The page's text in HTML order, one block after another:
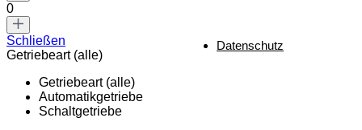
Datenschutz
0
Schließen
Getriebeart (alle)
Getriebeart (alle)
Automatikgetriebe
Schaltgetriebe